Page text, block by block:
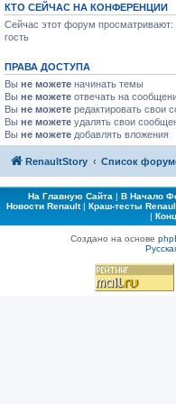
КТО СЕЙЧАС НА КОНФЕРЕНЦИИ
Сейчас этот форум просматривают:
гость
ПРАВА ДОСТУПА
Вы не можете начинать темы
Вы не можете отвечать на
Вы не можете редактировать свои
Вы не можете удалять свои
Вы не можете добавлять вложения
RenaultStory Список
На Главную Сайта | В Начало
Новости Renault| Краш-тесты
|
Создано на основе